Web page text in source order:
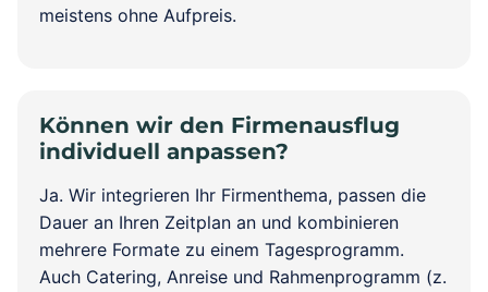
meistens ohne Aufpreis.
Können wir den Firmenausflug
individuell anpassen?
Ja. Wir integrieren Ihr Firmenthema, passen die
Dauer an Ihren Zeitplan an und kombinieren
mehrere Formate zu einem Tagesprogramm.
Auch Catering, Anreise und Rahmenprogramm (z.